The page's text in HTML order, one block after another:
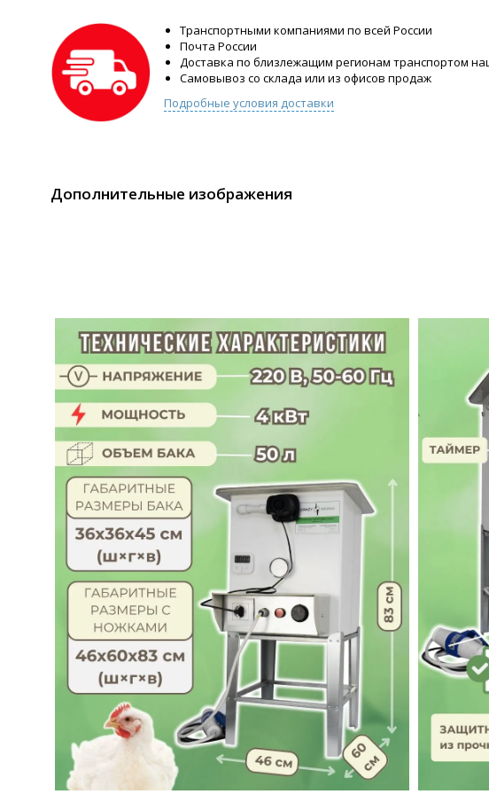
Транспортными компаниями по всей России
Почта России
Доставка по близлежащим регионам транспортом
Самовывоз со склада или из офисов продаж
Подробные условия доставки
Дополнительные изображения